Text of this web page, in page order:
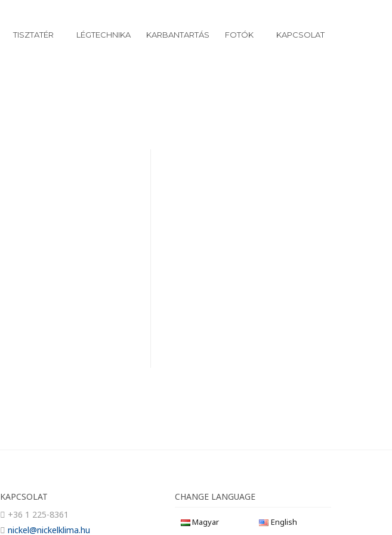
TISZTATÉR LÉGTECHNIKA KARBANTARTÁS FOTÓK KAPCSOLAT
KAPCSOLAT
+36 1 225-8361
nickel@nickelklima.hu
CHANGE LANGUAGE
Magyar English